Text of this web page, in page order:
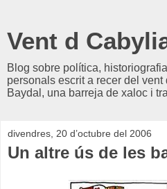
Vent d
Blog sobre política,
personals escrit a recer del
Baydal, una barreja de xaloc i
divendres, 20 d’octubre del 2006
Un altre ús de les